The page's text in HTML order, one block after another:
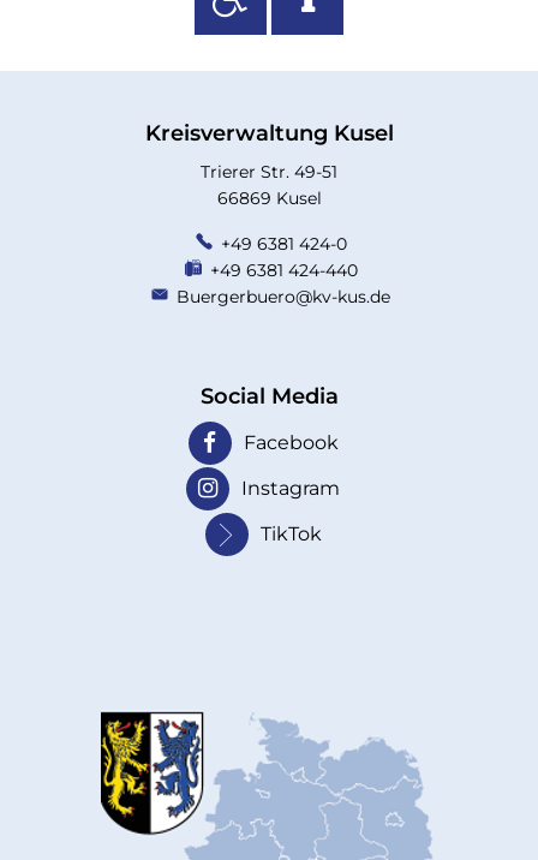
Kreisverwaltung Kusel
Trierer Str. 49-51
66869 Kusel
+49 6381 424-0
+49 6381 424-440
Buergerbuero@kv-kus.de
Social Media
Facebook
Instagram
TikTok